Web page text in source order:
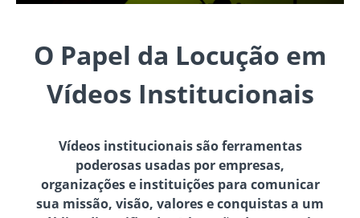
O Papel da Locução em
Vídeos Institucionais
Vídeos institucionais são ferramentas
poderosas usadas por empresas,
organizações e instituições para comunicar
sua missão, visão, valores e conquistas a um